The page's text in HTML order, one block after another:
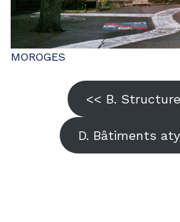
MOROGES
<< B.
D. Bâtiments